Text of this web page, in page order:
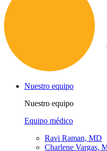
Nuestro equipo
Nuestro equipo
Equipo médico
Ravi Raman, MD
Charlene Vargas,